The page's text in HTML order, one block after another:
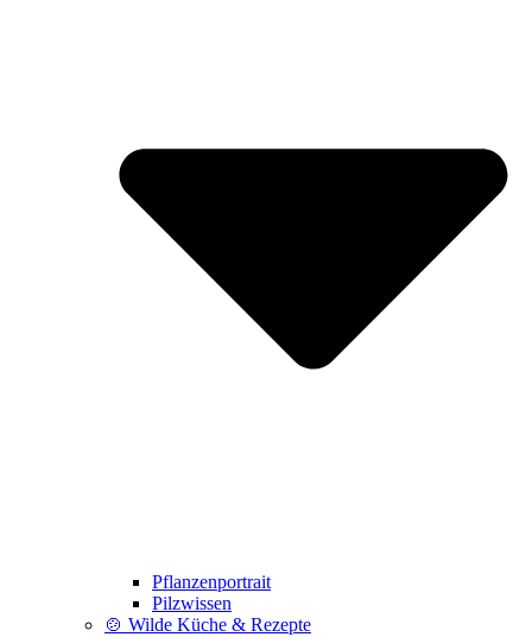
Pflanzenportrait
Pilzwissen
🍲 Wilde Küche & Rezepte